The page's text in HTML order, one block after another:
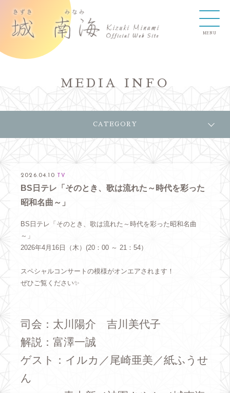
MEDIA INFO
CATEGORY
2026.04.10 TV
BS日テレ「そのとき、歌は流れた～時代を彩った
昭和名曲～」
BS日テレ「そのとき、歌は流れた～時代を彩った昭和名曲
～」
2026年4月16日（木）(20：00 ～ 21：54）
スペシャルコンサートの模様がオンエアされます！
ぜひご覧ください✨
司会：太川陽介 吉川美代子
解説：富澤一誠
ゲスト：イルカ／尾崎亜美／紙ふうせ
ん